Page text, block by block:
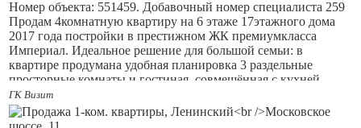
недвижимость, поможем с продажей. Звоните — расскажем
подробнее и организуем показ!
Номер объекта: 551459. Добавочный номер специалиста 259
Продам 4комнатную квартиру на 6 этаже 17этажного дома
2017 года постройки в престижном ЖК премиумкласса
Империал. Идеальное решение для большой семьи: в
квартире продумана удобная планировка 3 раздельные
просторные комнаты и гостиная, совмещённая с кухней.
Дополнительно: 2 санузла, гардеробная/кладовая, а также 2
лоджии с панорамным остеклением они наполняют комнаты
светом и дарят чувство безграничного пространства. Высота
ГК Визит